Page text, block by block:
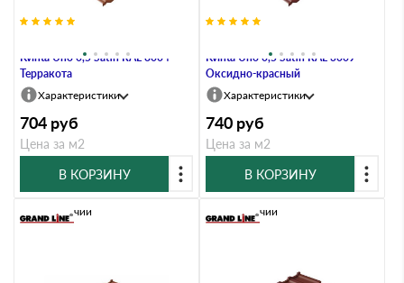
Kvinta Uno 0,5 Satin RAL 8004
Терракота
Характеристики
704 руб
Цена за м2
В КОРЗИНУ
Kvinta Uno 0,5 Satin RAL 3009
Оксидно-красный
Характеристики
740 руб
Цена за м2
В КОРЗИНУ
В наличии В наличии